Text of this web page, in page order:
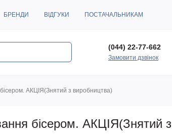
БРЕНДИ ВІДГУКИ ПОСТАЧАЛЬНИКАМ
(044) 22-77-662
Замовити дзвінок
АКЦІЯ(Знятий з виробництва)
бісером. АКЦІЯ(Знятий з